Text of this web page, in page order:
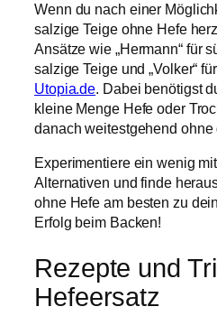
Wenn du nach einer
salzige Teige ohne Hefe
Ansätze wie „Hermann“ für
salzige Teige und „Volker“
Utopia.de. Dabei benötigst
kleine Menge Hefe oder
danach weitestgehend
Experimentiere ein wenig
Alternativen und finde
ohne Hefe am besten zu
Erfolg beim Backen!
Rezepte und
Hefeersatz